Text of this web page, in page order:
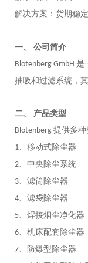
解决方案：货期稳
一、
公司简介
Blotenberg GmbH 是
抽吸和过滤系统，
二、
产品类型
Blotenberg 提供多种
1、移动式除尘器
2、中央除尘系统
3、滤筒除尘器
4、滤袋除尘器
5、焊接烟尘净化器
6、机床配套除尘器
7、防爆型除尘器